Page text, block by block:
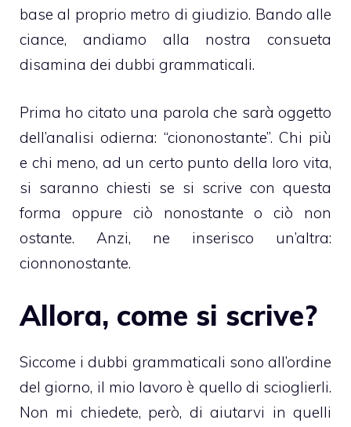
base al proprio metro di giudizio. Bando alle
ciance, andiamo alla nostra consueta
disamina dei dubbi grammaticali.
Prima ho citato una parola che sarà oggetto
dell’analisi odierna: “ciononostante”. Chi più
e chi meno, ad un certo punto della loro vita,
si saranno chiesti se si scrive con questa
forma oppure ciò nonostante o ciò non
ostante. Anzi, ne inserisco un’altra:
cionnonostante.
Allora, come si scrive?
Siccome i dubbi grammaticali sono all’ordine
del giorno, il mio lavoro è quello di scioglierli.
Non mi chiedete, però, di aiutarvi in quelli